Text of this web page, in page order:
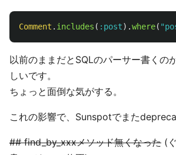
Comment . includes ( :post).where(
以前のままだとSQLのパーサー書くの
しいです。
ちょっと面倒な気がする。
これの影響で、Sunspotでまた
## find_by_xxxメソッド無くなった (